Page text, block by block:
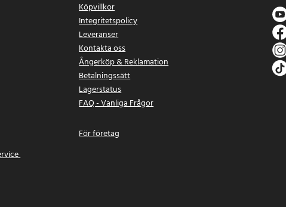
Köpvillkor
Integritetspolicy
Leveranser
Kontakta oss
Ångerköp & Reklamation
Betalningssätt
Lagerstatus
FAQ - Vanliga Frågor
För företag